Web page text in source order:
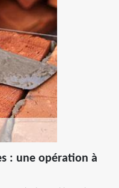
: une opération à